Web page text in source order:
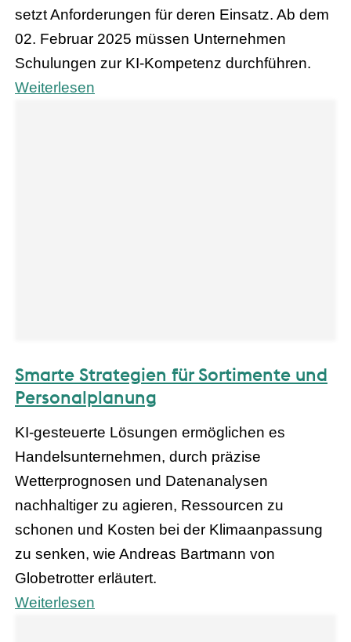
setzt Anforderungen für deren Einsatz. Ab dem
02. Februar 2025 müssen Unternehmen
Schulungen zur KI-Kompetenz durchführen.
Weiterlesen
Smarte Strategien für Sortimente und
Personalplanung
KI-gesteuerte Lösungen ermöglichen es
Handelsunternehmen, durch präzise
Wetterprognosen und Datenanalysen
nachhaltiger zu agieren, Ressourcen zu
schonen und Kosten bei der Klimaanpassung
zu senken, wie Andreas Bartmann von
Globetrotter erläutert.
Weiterlesen